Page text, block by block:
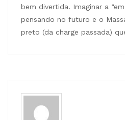
bem divertida. Imaginar a
pensando no futuro e o
preto (da charge passada)